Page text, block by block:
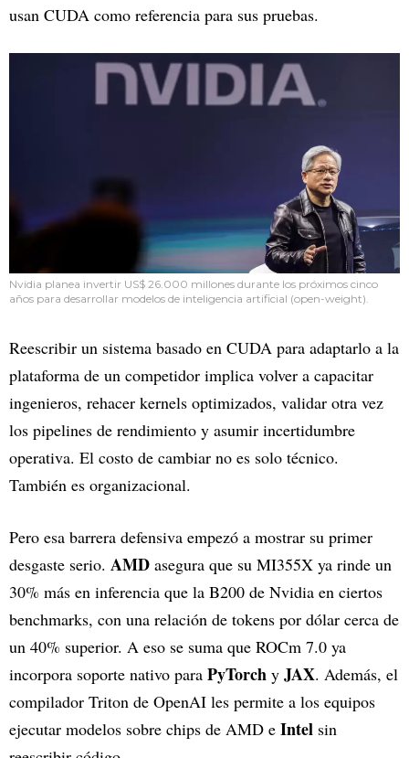
usan CUDA como referencia para sus pruebas.
Nvidia planea invertir US$ 26.000 millones durante los próximos cinco
años para desarrollar modelos de inteligencia artificial (open-weight).
Reescribir un sistema basado en CUDA para adaptarlo a la
plataforma de un competidor implica volver a capacitar
ingenieros, rehacer kernels optimizados, validar otra vez
los pipelines de rendimiento y asumir incertidumbre
operativa. El costo de cambiar no es solo técnico.
También es organizacional.
Pero esa barrera defensiva empezó a mostrar su primer
desgaste serio. AMD asegura que su MI355X ya rinde un
30% más en inferencia que la B200 de Nvidia en ciertos
benchmarks, con una relación de tokens por dólar cerca de
un 40% superior. A eso se suma que ROCm 7.0 ya
incorpora soporte nativo para PyTorch y JAX. Además, el
compilador Triton de OpenAI les permite a los equipos
ejecutar modelos sobre chips de AMD e Intel sin